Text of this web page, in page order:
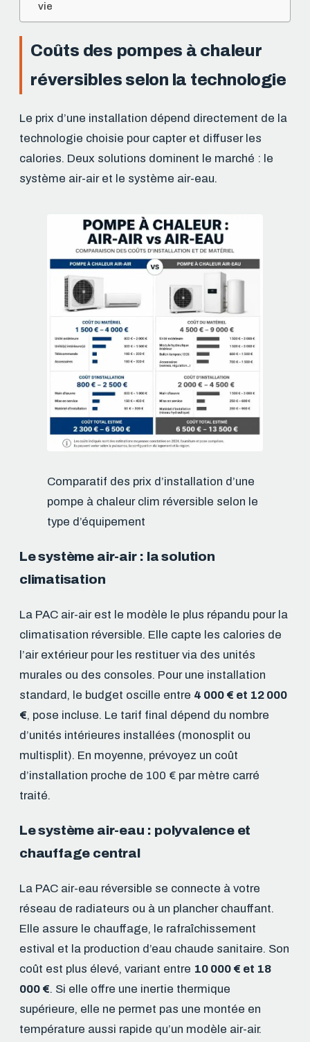
vie
Coûts des pompes à chaleur
réversibles selon la technologie
Le prix d’une installation dépend directement de la
technologie choisie pour capter et diffuser les
calories. Deux solutions dominent le marché : le
système air-air et le système air-eau.
Comparatif des prix d’installation d’une
pompe à chaleur clim réversible selon le
type d’équipement
Le système air-air : la solution
climatisation
La PAC air-air est le modèle le plus répandu pour la
climatisation réversible. Elle capte les calories de
l’air extérieur pour les restituer via des unités
murales ou des consoles. Pour une installation
standard, le budget oscille entre 4 000 € et 12 000
€, pose incluse. Le tarif final dépend du nombre
d’unités intérieures installées (monosplit ou
multisplit). En moyenne, prévoyez un coût
d’installation proche de 100 € par mètre carré
traité.
Le système air-eau : polyvalence et
chauffage central
La PAC air-eau réversible se connecte à votre
réseau de radiateurs ou à un plancher chauffant.
Elle assure le chauffage, le rafraîchissement
estival et la production d’eau chaude sanitaire. Son
coût est plus élevé, variant entre 10 000 € et 18
000 €. Si elle offre une inertie thermique
supérieure, elle ne permet pas une montée en
température aussi rapide qu’un modèle air-air.